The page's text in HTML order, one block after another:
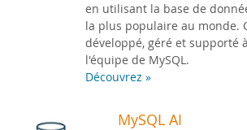
en utilisant la base de
la plus populaire au monde.
développé, géré et supporté
l'équipe de MySQL.
Découvrez »
MySQL AI